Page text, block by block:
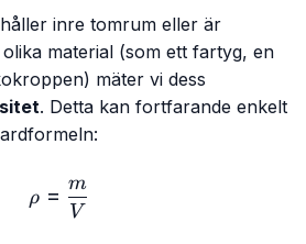
inre tomrum eller är
material (som ett fartyg, en
mäter vi dess
. Detta kan fortfarande enkelt
ρ=\frac{m}{V}
ρ =
V
m